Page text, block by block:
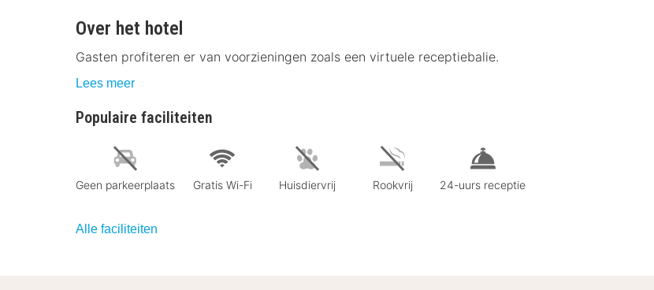
Over het hotel
Gasten profiteren er van voorzieningen zoals een virtuele receptiebalie.
Lees meer
Populaire faciliteiten
Geen parkeerplaats Gratis Wi-Fi Huisdiervrij Rookvrij 24-uurs receptie
Alle faciliteiten